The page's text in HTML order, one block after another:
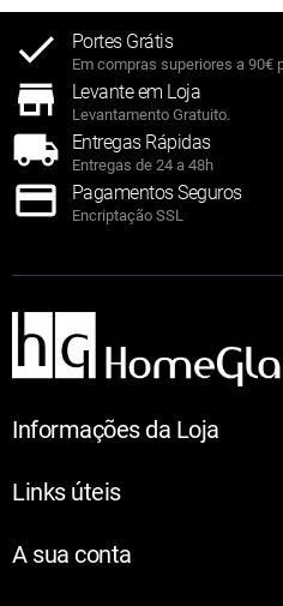
Portes Grátis
Em compras superiores a 90€
Levante em Loja
Levantamento Gratuito.
Entregas Rápidas
Entregas de 24 a 48h
Pagamentos Seguros
Encriptação SSL
Informações da Loja
Links úteis
A sua conta